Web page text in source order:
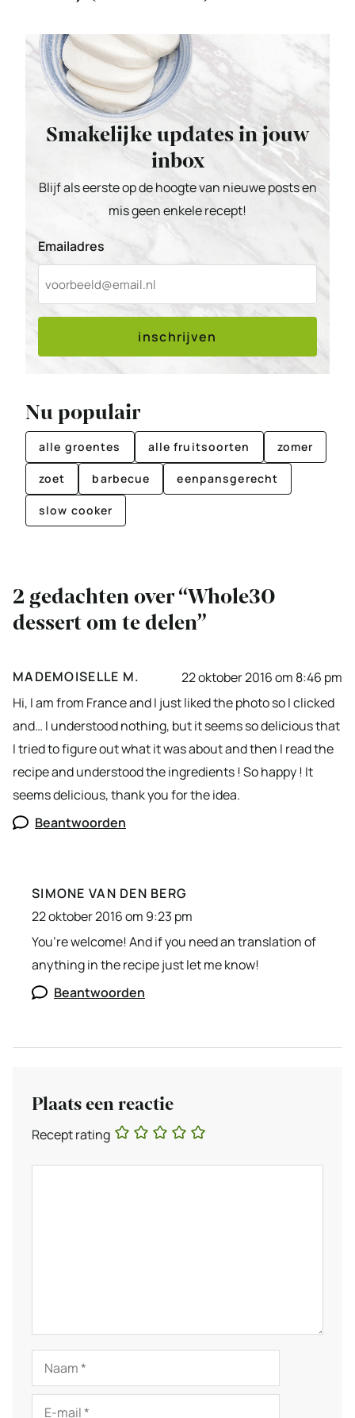
Smakelijke updates in jouw
inbox
Blijf als eerste op de hoogte van nieuwe posts en
mis geen enkele recept!
Emailadres
inschrijven
Nu populair
alle groentes alle fruitsoorten zomer
zoet barbecue eenpansgerecht
slow cooker
2 gedachten over “Whole30
dessert om te delen”
MADEMOISELLE M.
22 oktober 2016 om 8:46 pm
Hi, I am from France and I just liked the photo so I clicked
and… I understood nothing, but it seems so delicious that
I tried to figure out what it was about and then I read the
recipe and understood the ingredients ! So happy ! It
seems delicious, thank you for the idea.
Beantwoorden
SIMONE VAN DEN BERG
22 oktober 2016 om 9:23 pm
You’re welcome! And if you need an translation of
anything in the recipe just let me know!
Beantwoorden
Plaats een reactie
Recept rating
Naam